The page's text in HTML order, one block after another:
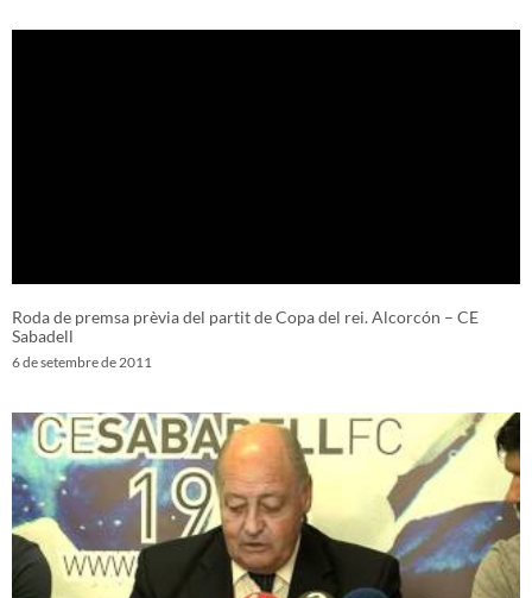
Roda de premsa prèvia del partit de Copa del rei. Alcorcón – CE
Sabadell
6 de setembre de 2011